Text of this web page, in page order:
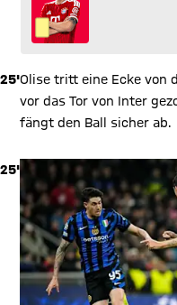
25'Olise tritt eine Ecke von
vor das Tor von Inter
fängt den Ball sicher ab.
25'